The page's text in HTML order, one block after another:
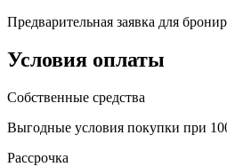
Предварительная заявка для
Условия оплаты
Собственные средства
Выгодные условия покупки при
Рассрочка